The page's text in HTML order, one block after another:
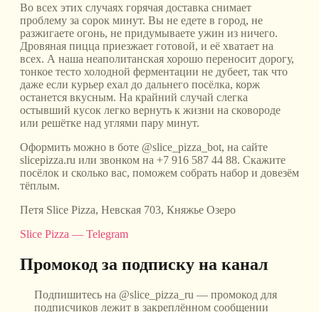
Во всех этих случаях горячая доставка снимает
проблему за сорок минут. Вы не едете в город, не
разжигаете огонь, не придумываете ужин из ничего.
Дровяная пицца приезжает готовой, и её хватает на
всех. А наша неаполитанская хорошо переносит дорогу,
тонкое тесто холодной ферментации не дубеет, так что
даже если курьер ехал до дальнего посёлка, корж
останется вкусным. На крайний случай слегка
остывший кусок легко вернуть к жизни на сковороде
или решётке над углями пару минут.
Оформить можно в боте @slice_pizza_bot, на сайте
slicepizza.ru или звонком на +7 916 587 44 88. Скажите
посёлок и сколько вас, поможем собрать набор и довезём
тёплым.
Петя Slice Pizza, Невская 703, Княжье Озеро
Slice Pizza — Telegram
Промокод за подписку на канал
Подпишитесь на @slice_pizza_ru — промокод для
подписчиков лежит в закреплённом сообщении